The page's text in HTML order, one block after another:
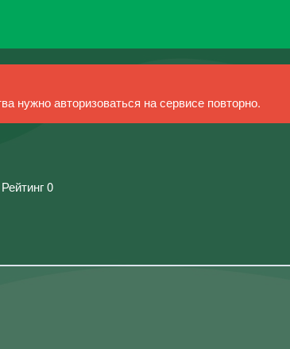
нужно авторизоваться на сервисе повторно.
0